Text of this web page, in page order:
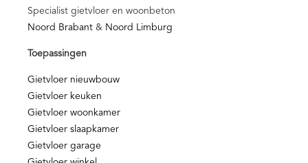
Specialist gietvloer en woonbeton
Noord Brabant & Noord Limburg
Toepassingen
Gietvloer nieuwbouw
Gietvloer keuken
Gietvloer woonkamer
Gietvloer slaapkamer
Gietvloer garage